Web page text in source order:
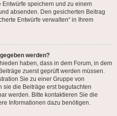
speichern und zu einem
absenden. Den gesicherten Beitrag
Entwürfe verwalten“ in Ihrem
werden?
haben, dass in dem Forum, in dem
zuerst geprüft werden müssen.
Sie zu einer Gruppe von
sie die Beiträge erst begutachten
werden. Bitte kontaktieren Sie die
Informationen dazu benötigen.